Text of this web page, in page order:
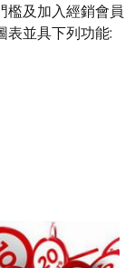
檻及加入經銷會員
表並具下列功能: